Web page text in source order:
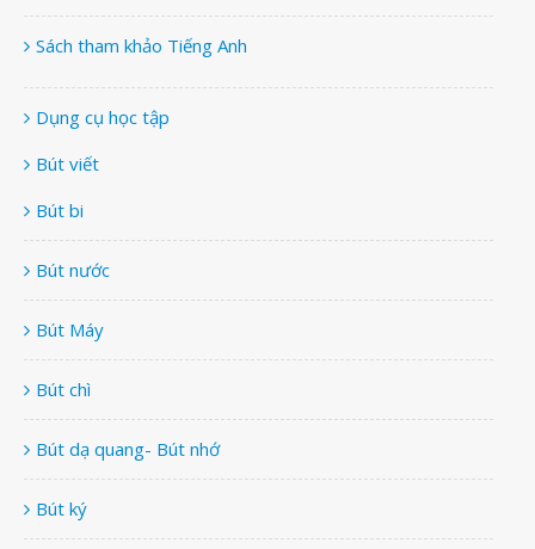
Sách tham khảo Tiếng Anh
Dụng cụ học tập
Bút viết
Bút bi
Bút nước
Bút Máy
Bút chì
Bút dạ quang- Bút nhớ
Bút ký